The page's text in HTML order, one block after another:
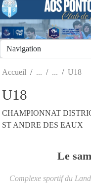
Accueil U18
U18
CHAMPIONNAT
ST ANDRE DES EAUX
Le
Complexe sportif du
Panneau de gestion des